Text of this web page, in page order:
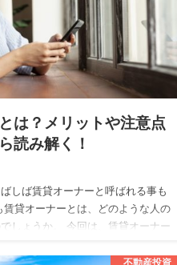
は？メリットや注意点
読み解く！
しば賃貸オーナーと呼ばれる事も
貸オーナーとは、どのような人の
しょうか。 今回は、賃貸オーナー
不動産投資